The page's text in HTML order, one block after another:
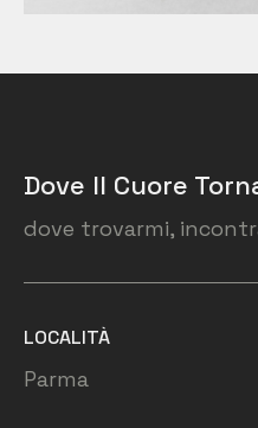
Dove Il Cuore
dove trovarmi,
LOCALITÀ
Parma